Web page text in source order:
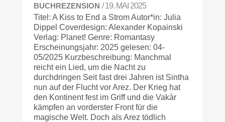
BUCHREZENSION / 19. MAI 2025
Titel: A Kiss to End a Strom Autor*in: Julia
Dippel Coverdesign: Alexander Kopainski
Verlag: Planet! Genre: Romantasy
Erscheinungsjahr: 2025 gelesen: 04-
05/2025 Kurzbeschreibung: Manchmal
reicht ein Lied, um die Nacht zu
durchdringen Seit fast drei Jahren ist Sintha
nun auf der Flucht vor Arez. Der Krieg hat
den Kontinent fest im Griff und die Vakàr
kämpfen an vorderster Front für die
magische Welt. Doch als Arez tödlich